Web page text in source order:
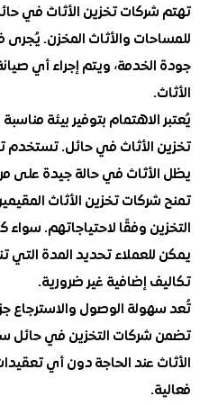
تخزين الأثاث في حائل
والأثاث المخزن. يُجرى فحص
ويتم إجراء أي صيانة
بتوفير بيئة مناسبة
في حائل. تستخدم تقنيات
في حالة جيدة على مر الزمن
تخزين الأثاث المقيمين في
وفقًا لاحتياجاتهم. سواء كانت
تحديد المدة التي تناسبهم
إضافية غير ضرورية.
الوصول والاسترجاع جزءًا هامًا
التخزين في حائل سهولة
عند الحاجة دون أي تعقيدات،